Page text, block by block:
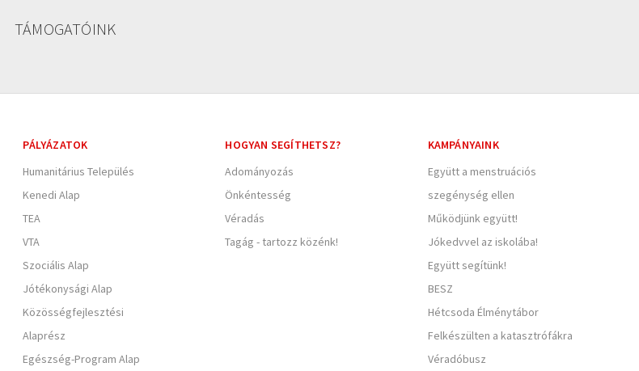
TÁMOGATÓINK
PÁLYÁZATOK
Humanitárius Település
Kenedi Alap
TEA
VTA
Szociális Alap
Jótékonysági Alap
Közösségfejlesztési
Alaprész
Egészség-Program Alap
HOGYAN SEGÍTHETSZ?
Adományozás
Önkéntesség
Véradás
Tagág - tartozz közénk!
KAMPÁNYAINK
Együtt a menstruációs
szegénység ellen
Működjünk együtt!
Jókedvvel az iskolába!
Együtt segítünk!
BESZ
Hétcsoda Élménytábor
Felkészülten a katasztrófákra
Véradóbusz